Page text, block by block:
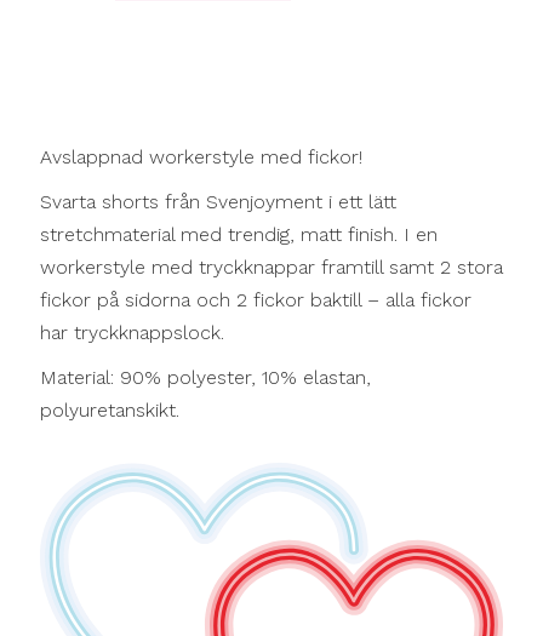
Avslappnad workerstyle med fickor!
Svarta shorts från Svenjoyment i ett lätt
stretchmaterial med trendig, matt finish. I en
workerstyle med tryckknappar framtill samt 2 stora
fickor på sidorna och 2 fickor baktill – alla fickor
har tryckknappslock.
Material: 90% polyester, 10% elastan,
polyuretanskikt.